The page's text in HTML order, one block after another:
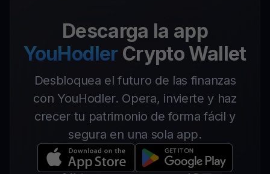
Descarga la app
YouHodler Crypto Wallet
Desbloquea el futuro de las finanzas
con YouHodler. Opera, invierte y haz
crecer tu patrimonio de forma fácil y
segura en una sola app.